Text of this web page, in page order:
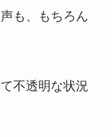
も、もちろん
不透明な状況